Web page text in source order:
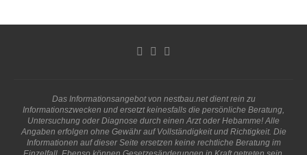
Das Informationsangebot von nestbau.net dient rein zu
Informationszwecken und ersetzt keinesfalls die persönliche Beratung,
Untersuchung oder Diagnose durch einen Arzt oder Hebamme! Alle
Angaben erfolgen ohne Gewähr auf Vollständigkeit und Richtigkeit. Die
Informationen auf dieser Seite ersetzen keine rechtliche Beratung im